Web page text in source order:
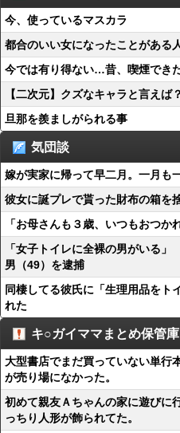
今、使っているマスカラ
都合のいい女になったことがある
今では有り得ない…昔、喫煙でき
【二次元】クズなキャラと言えば？
旦那を羨ましがられる事
気団談
嫁が実家に帰って早二月。一月も
彼女に誕プレで貰った財布の箱を
「お母さんも３歳、いつもおつか
「女子トイレに全裸の男がいる
男（49）を逮捕
同棲してる彼氏に「生理用品をト
れた
キ○ガイママまとめ保管庫
大型書店でまだ買っていない単行
が売り場になかった。
初めて親友Ａちゃんの家に遊びに
っちり人形が飾られてた。